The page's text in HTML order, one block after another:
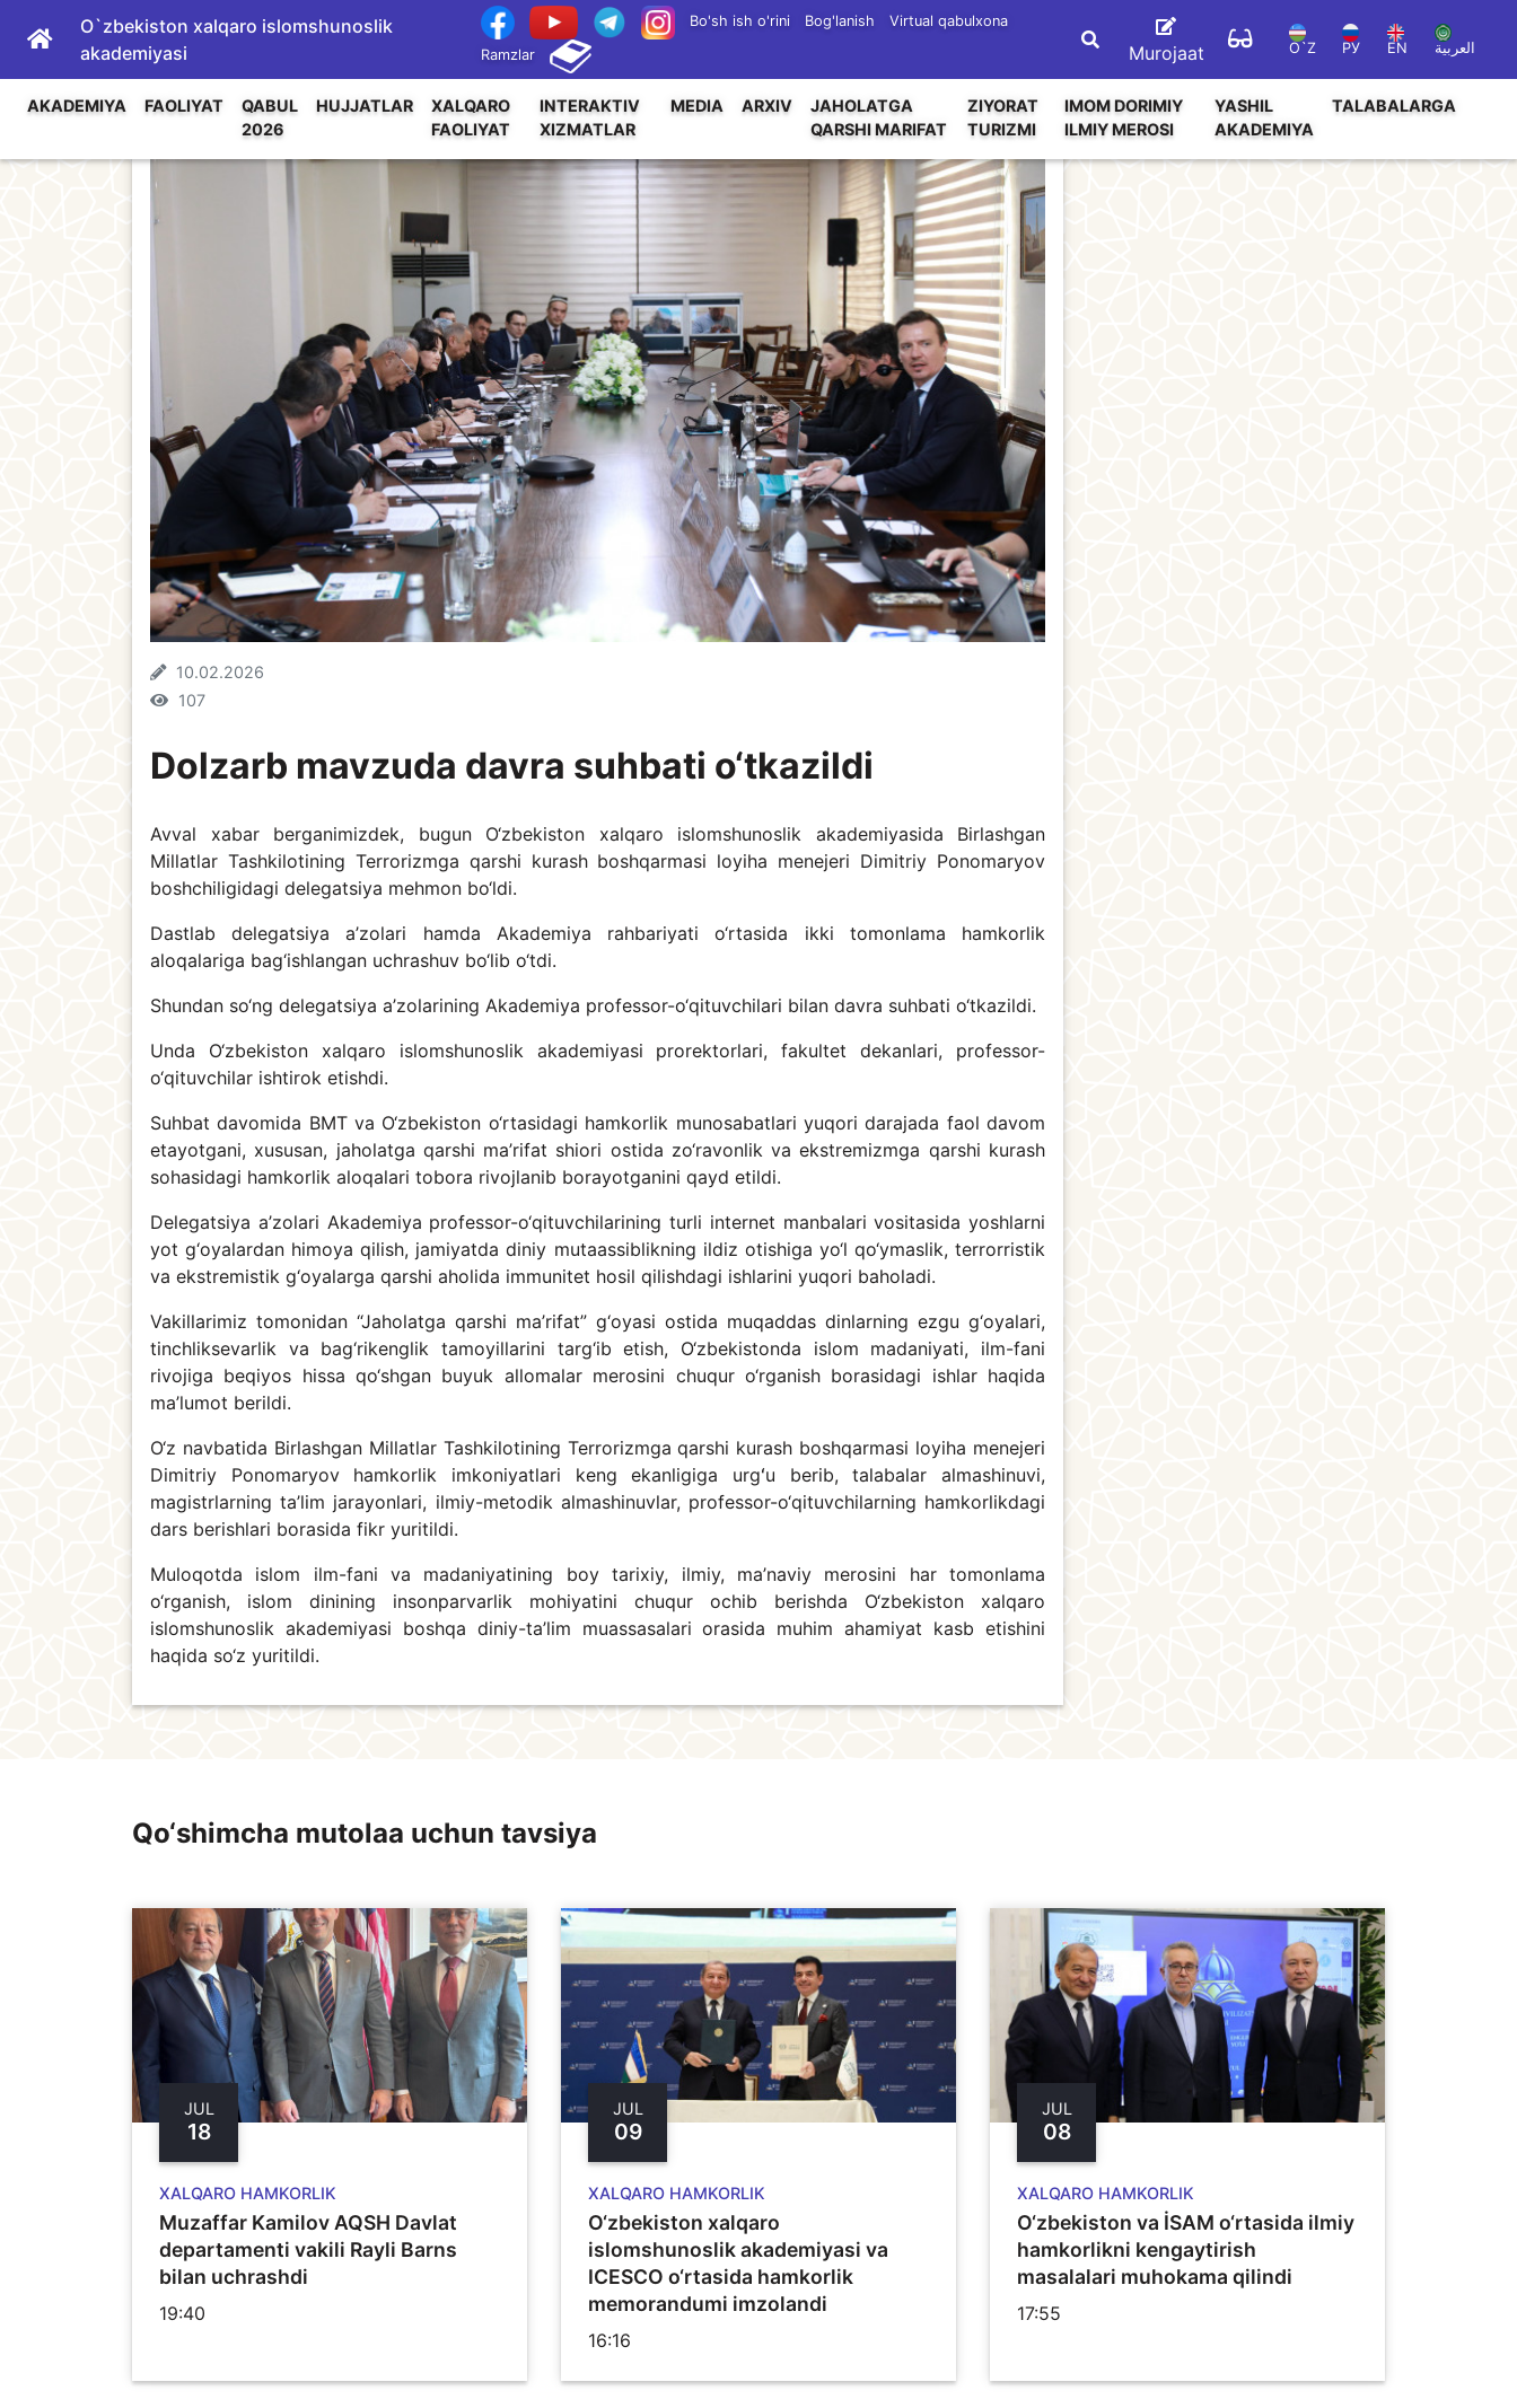
O`zbekiston xalqaro islomshunoslik
akademiyasi
Bo'sh ish o'rini Bog'lanish
Virtual qabulxona
Ramzlar
Murojaat O`Z РУ EN العربية
AKADEMIYA FAOLIYAT
QABUL
2026
HUJJATLAR
XALQARO
FAOLIYAT
INTERAKTIV
XIZMATLAR
MEDIA ARXIV
JAHOLATGA
QARSHI MARIFAT
ZIYORAT
TURIZMI
IMOM DORIMIY
ILMIY MEROSI
YASHIL
AKADEMIYA
TALABALARGA
10.02.2026
107
Dolzarb mavzuda davra suhbati o‘tkazildi
Avval xabar berganimizdek, bugun O‘zbekiston xalqaro islomshunoslik akademiyasida Birlashgan
Millatlar Tashkilotining Terrorizmga qarshi kurash boshqarmasi loyiha menejeri Dimitriy Ponomaryov
boshchiligidagi delegatsiya mehmon bo‘ldi.
Dastlab delegatsiya a’zolari hamda Akademiya rahbariyati o‘rtasida ikki tomonlama hamkorlik
aloqalariga bag‘ishlangan uchrashuv bo‘lib o‘tdi.
Shundan so‘ng delegatsiya a’zolarining Akademiya professor-o‘qituvchilari bilan davra suhbati o‘tkazildi.
Unda O‘zbekiston xalqaro islomshunoslik akademiyasi prorektorlari, fakultet dekanlari, professor-
o‘qituvchilar ishtirok etishdi.
Suhbat davomida BMT va O‘zbekiston o‘rtasidagi hamkorlik munosabatlari yuqori darajada faol davom
etayotgani, xususan, jaholatga qarshi ma’rifat shiori ostida zo‘ravonlik va ekstremizmga qarshi kurash
sohasidagi hamkorlik aloqalari tobora rivojlanib borayotganini qayd etildi.
Delegatsiya a’zolari Akademiya professor-o‘qituvchilarining turli internet manbalari vositasida yoshlarni
yot g‘oyalardan himoya qilish, jamiyatda diniy mutaassiblikning ildiz otishiga yo‘l qo‘ymaslik, terrorristik
va ekstremistik g‘oyalarga qarshi aholida immunitet hosil qilishdagi ishlarini yuqori baholadi.
Vakillarimiz tomonidan “Jaholatga qarshi ma’rifat” g‘oyasi ostida muqaddas dinlarning ezgu g‘oyalari,
tinchliksevarlik va bag‘rikenglik tamoyillarini targ‘ib etish, O‘zbekistonda islom madaniyati, ilm-fani
rivojiga beqiyos hissa qo‘shgan buyuk allomalar merosini chuqur o‘rganish borasidagi ishlar haqida
ma’lumot berildi.
O‘z navbatida Birlashgan Millatlar Tashkilotining Terrorizmga qarshi kurash boshqarmasi loyiha menejeri
Dimitriy Ponomaryov hamkorlik imkoniyatlari keng ekanligiga urgʻu berib, talabalar almashinuvi,
magistrlarning ta’lim jarayonlari, ilmiy-metodik almashinuvlar, professor-o‘qituvchilarning hamkorlikdagi
dars berishlari borasida fikr yuritildi.
Muloqotda islom ilm-fani va madaniyatining boy tarixiy, ilmiy, ma’naviy merosini har tomonlama
o‘rganish, islom dinining insonparvarlik mohiyatini chuqur ochib berishda O‘zbekiston xalqaro
islomshunoslik akademiyasi boshqa diniy-ta’lim muassasalari orasida muhim ahamiyat kasb etishini
haqida so‘z yuritildi.
Qo‘shimcha mutolaa uchun tavsiya
JUL
18
XALQARO HAMKORLIK
Muzaffar Kamilov AQSH Davlat
departamenti vakili Rayli Barns
bilan uchrashdi
19:40
JUL
09
XALQARO HAMKORLIK
O‘zbekiston xalqaro
islomshunoslik akademiyasi va
ICESCO o‘rtasida hamkorlik
memorandumi imzolandi
16:16
JUL
08
XALQARO HAMKORLIK
O‘zbekiston va İSAM o‘rtasida ilmiy
hamkorlikni kengaytirish
masalalari muhokama qilindi
17:55